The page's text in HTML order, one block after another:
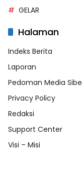
GELAR
Halaman
Indeks Berita
Laporan
Pedoman Media
Privacy Policy
Redaksi
Support Center
Visi – Misi